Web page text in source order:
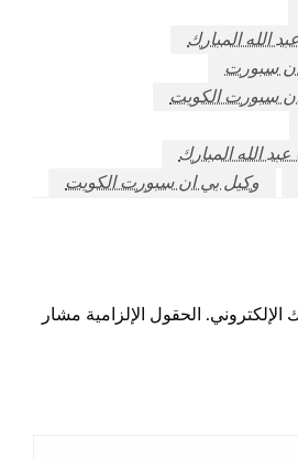
الله المبارك
سبورت
سبورت الكويت
الله المبارك
وكيل بي ان سبورت الكويت
الإلكتروني.
الحقول الإلزامية مشار